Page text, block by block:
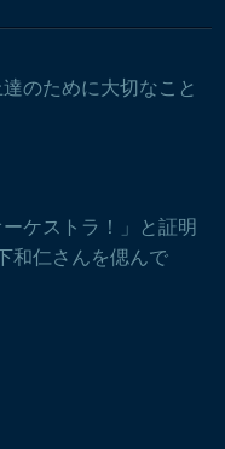
のために大切なこと
ーケストラ！」と証明
和仁さんを偲んで